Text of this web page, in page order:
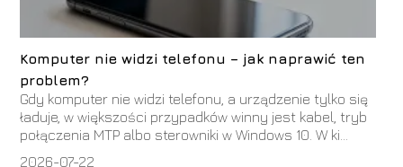
Komputer nie widzi telefonu – jak naprawić ten
problem?
Gdy komputer nie widzi telefonu, a urządzenie tylko się
ładuje, w większości przypadków winny jest kabel, tryb
połączenia MTP albo sterowniki w Windows 10. W ki...
2026-07-22